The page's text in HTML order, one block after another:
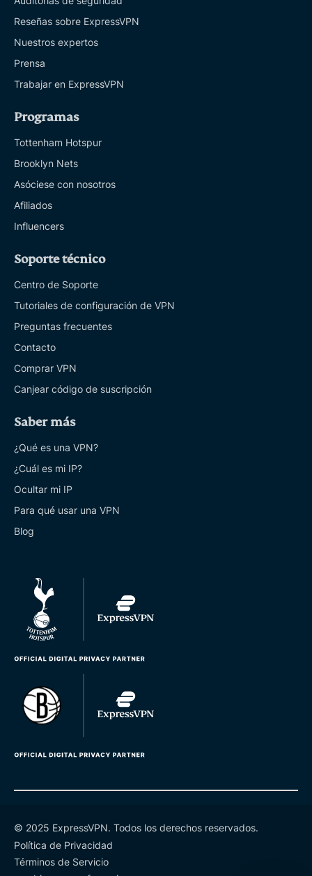
Reseñas sobre ExpressVPN
Nuestros expertos
Prensa
Trabajar en ExpressVPN
Programas
Tottenham Hotspur
Brooklyn Nets
Asóciese con nosotros
Afiliados
Influencers
Soporte técnico
Centro de Soporte
Tutoriales de configuración de VPN
Preguntas frecuentes
Contacto
Comprar VPN
Canjear código de suscripción
Saber más
¿Qué es una VPN?
¿Cuál es mi IP?
Ocultar mi IP
Para qué usar una VPN
Blog
© 2025 ExpressVPN. Todos los derechos reservados.
Política de Privacidad
Términos de Servicio